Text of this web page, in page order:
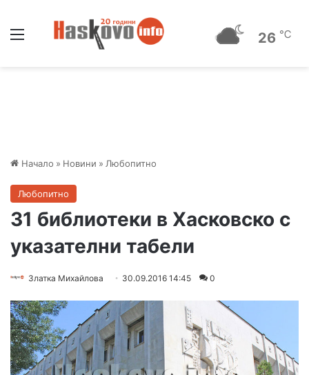
26 ℃
Начало » Новини » Любопитно
Любопитно
31 библиотеки в Хасковско с
указателни табели
Златка Михайлова 30.09.2016 14:45 0